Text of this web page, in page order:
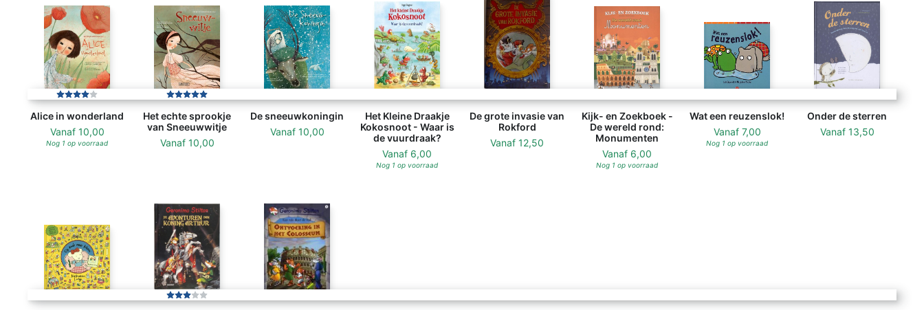
Alice in wonderland
Vanaf 10,00
Nog 1 op voorraad
Het echte sprookje
van Sneeuwwitje
Vanaf 10,00
De sneeuwkoningin
Vanaf 10,00
Het Kleine Draakje
Kokosnoot - Waar is
de vuurdraak?
Vanaf 6,00
Nog 1 op voorraad
De grote invasie van
Rokford
Vanaf 12,50
Kijk- en Zoekboek -
De wereld rond:
Monumenten
Vanaf 6,00
Nog 1 op voorraad
Wat een reuzenslok!
Vanaf 7,00
Nog 1 op voorraad
Onder de sterren
Vanaf 13,50